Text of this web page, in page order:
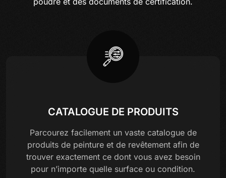
CATALOGUE DE PRODUITS
Parcourez facilement un vaste catalogue de
produits de peinture et de revêtement afin de
trouver exactement ce dont vous avez besoin
pour n’importe quelle surface ou condition.